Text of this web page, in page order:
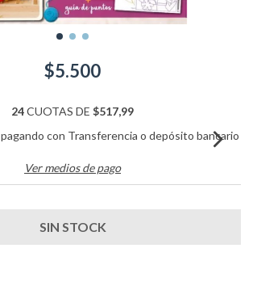
$5.500
24CUOTAS DE $517,99
pagando con Transferencia o depósito bancario
Ver medios de pago